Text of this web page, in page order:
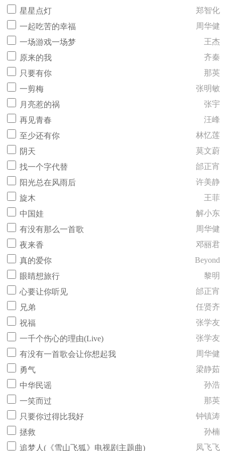
星星点灯
郑智化
一起吃苦的幸福
周华健
一场游戏一场梦
王杰
原来的我
齐秦
只要有你
那英
一剪梅
张明敏
月亮惹的祸
张宇
再见青春
汪峰
至少还有你
林忆莲
阴天
莫文蔚
找一个字代替
邰正宵
阳光总在风雨后
许美静
旋木
王菲
中国娃
解小东
有没有那么一首歌
周华健
夜来香
邓丽君
真的爱你
Beyond
眼睛想旅行
黎明
心要让你听见
邰正宵
兄弟
任贤齐
祝福
张学友
一千个伤心的理由(Live)
张学友
有没有一首歌会让你想起我
周华健
勇气
梁静茹
中华民谣
孙浩
一笑而过
那英
只要你过得比我好
钟镇涛
拯救
孙楠
追梦人(《雪山飞狐》电视剧主题曲)
凤飞飞